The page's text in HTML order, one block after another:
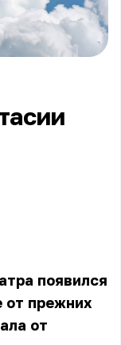
появился
от прежних
от